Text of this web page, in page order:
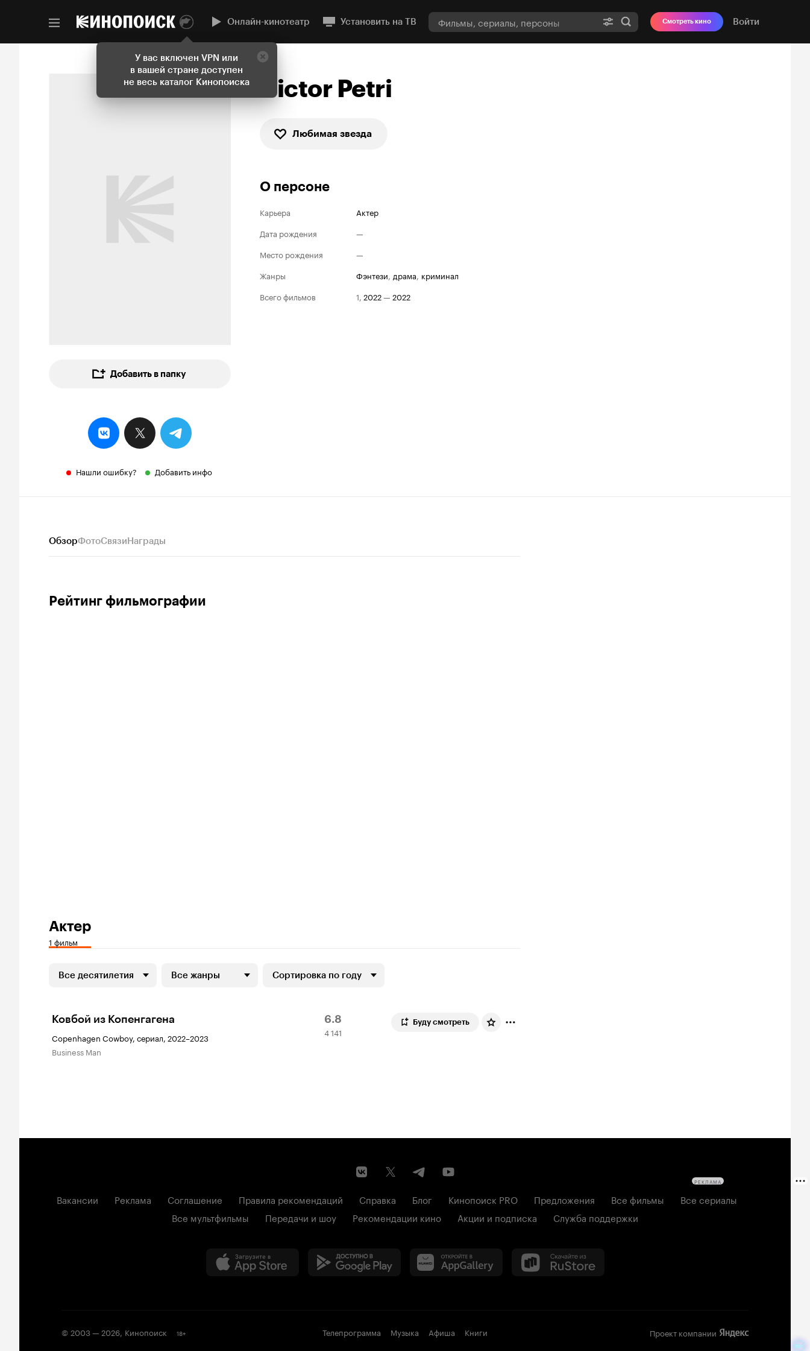
У вас включен VPN или
в вашей стране доступен
не весь каталог Кинопоиска
Онлайн-кинотеатр Установить на ТВ Смотреть кино Войти
Добавить в папку
Нашли ошибку? Добавить инфо
Victor Petri
Любимая звезда
О персоне
Карьера
Актер
Дата рождения
—
Место рождения
—
Жанры
фэнтези, драма, криминал
Всего фильмов
1, 2022— 2022
ОбзорФотоСвязиНаграды
Рейтинг фильмографии
Актер
1 фильм
Все десятилетия Все жанры Сортировка по году
Ковбой из Копенгагена
Copenhagen Cowboy, сериал, 2022–2023
Business Man
Рейтинг
Кинопоиска
6.8
4
141
4 141
Буду смотреть
Вакансии Реклама Соглашение Правила рекомендаций Справка Блог Кинопоиск PRO Предложения Все фильмы
Все сериалы
Все мультфильмы
Передачи и шоу Рекомендации кино Акции и подписка Служба поддержки
© 2003 —2026, Кинопоиск 18+ Телепрограмма Музыка Афиша Книги Проект компании
РЕКЛАМА